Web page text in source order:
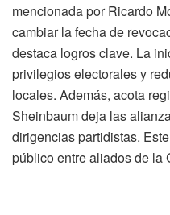
mencionada por Ricardo
cambiar la fecha de
destaca logros clave. La
privilegios electorales y
locales. Además, acota
Sheinbaum deja las
dirigencias partidistas.
público entre aliados de la